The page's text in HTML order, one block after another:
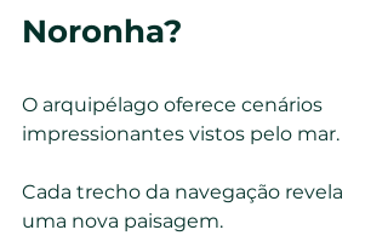
Noronha?
O arquipélago oferece cenários
impressionantes vistos pelo mar.
Cada trecho da navegação revela
uma nova paisagem.